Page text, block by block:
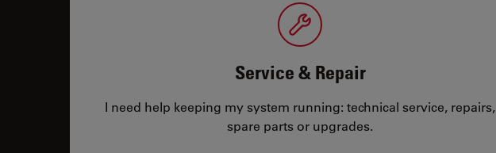
Service & Repair
I need help keeping my system running: technical service, repairs,
spare parts or upgrades.